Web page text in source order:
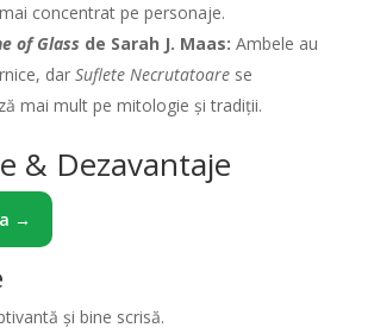
concentrat pe personaje.
of Glass de Sarah J. Maas: Ambele au
dar Suflete Necrutatoarese
mai mult pe mitologie și tradiții.
& Dezavantaje
→
și bine scrisă.